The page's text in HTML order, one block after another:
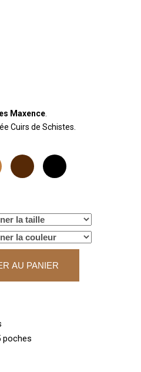
Maxence.
Cuirs de Schistes.
AU PANIER
poches